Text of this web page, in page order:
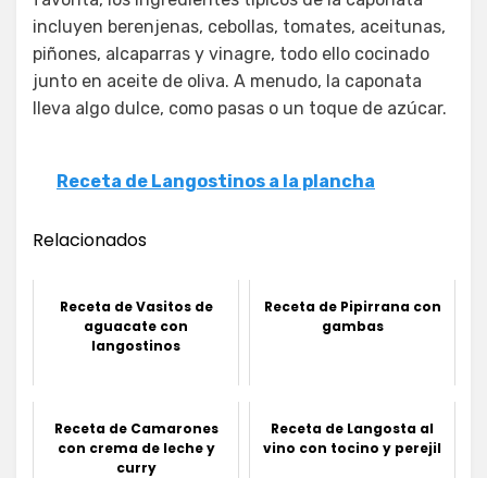
incluyen berenjenas, cebollas, tomates, aceitunas,
piñones, alcaparras y vinagre, todo ello cocinado
junto en aceite de oliva. A menudo, la caponata
lleva algo dulce, como pasas o un toque de azúcar.
Receta de Langostinos a la plancha
Relacionados
Receta de Vasitos de
aguacate con
langostinos
Receta de Pipirrana con
gambas
Receta de Camarones
con crema de leche y
curry
Receta de Langosta al
vino con tocino y perejil